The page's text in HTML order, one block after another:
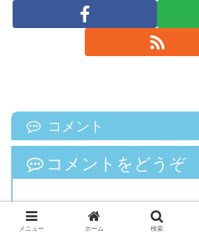
コメント
コメントをどうぞ
どなたでもお気軽にコメントでき
コメント投稿前に、
プライバシー
メニュー ホーム 検索